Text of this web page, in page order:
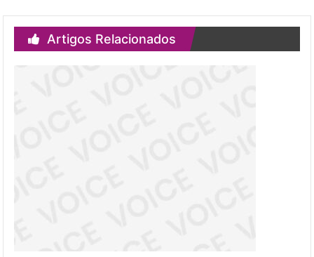
Artigos Relacionados